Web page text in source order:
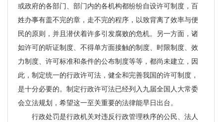
或政府的各部门、部门内的各机构都纷纷自设许可制度，百
姓办事有盖不完的章，走不完的程序，以致背离了效率与便
民的原则，并且潜伏着许多引发腐败的危机。另一方面，诸
如许可的听证制度、不得单方面接触的制度、时限制度、效
力制度、许可标准和条件的公布制度等等，都尚未建立，因
此，制定统一的行政许可法，健全和完善我国的许可制度，
是十分必要的。制定行政许可法已经列入九届全国人大常委
会立法规划，希望这一至关重要的法律能早日出台。
行政处罚是行政机关对违反行政管理秩序的公民、法人